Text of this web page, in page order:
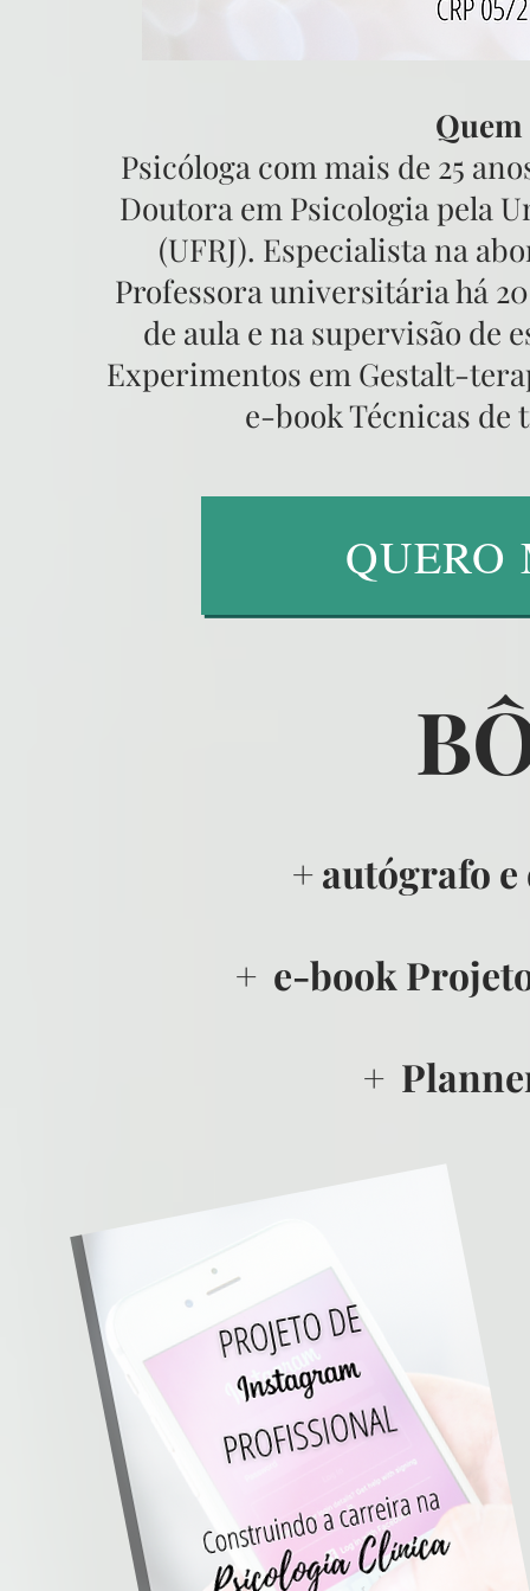
Psicóloga com mais de 25
Doutora em Psicologia pela
(UFRJ). Especialista na
Professora universitária há
de aula e na supervisão de
Experimentos em Gestalt-
e-book Técnicas de
+ autógrafo
+ e-book
+